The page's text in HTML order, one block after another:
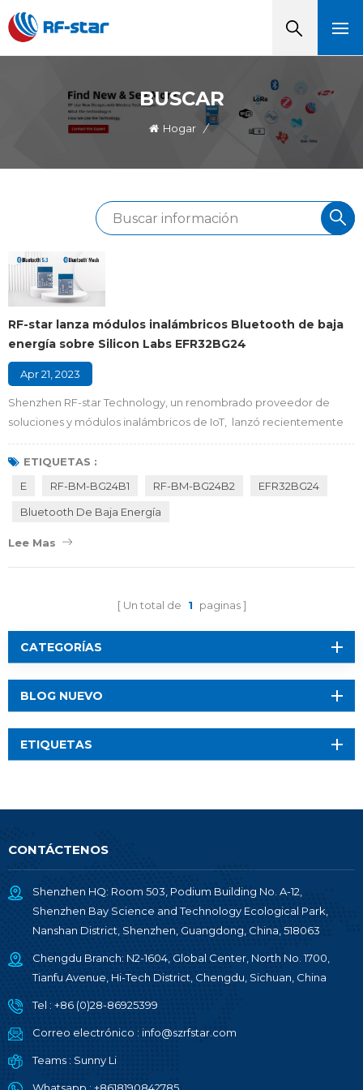
BUSCAR
Hogar /
RF-star lanza módulos inalámbricos Bluetooth de baja
energía sobre Silicon Labs EFR32BG24
Apr 21, 2023
Shenzhen RF-star Technology, un renombrado proveedor de
soluciones y módulos inalámbricos de IoT, lanzó recientemente
dos módulos BLE RF-BM-BG24B1 y RF-BM-BG24B2 integrados
en Silicon Labs EFR32MG24 SoC. Ambos compatibles con BLE5.3,
Bluetooth Mesh y Proprietary 2.4 GHz, los módulos son
dispositivos médicos, edifici...
ETIQUETAS :
E
RF-BM-BG24B1 RF-BM-BG24B2
EFR32BG24
Bluetooth De Baja Energía
Lee Mas
Un total de 1 paginas
CATEGORÍAS
BLOG NUEVO
ETIQUETAS
CONTÁCTENOS
Shenzhen HQ: Room 503, Podium Building No. A-12,
Shenzhen Bay Science and Technology Ecological Park,
Nanshan District, Shenzhen, Guangdong, China, 518063
Chengdu Branch: N2-1604, Global Center, North No. 1700,
Tianfu Avenue, Hi-Tech District, Chengdu, Sichuan, China
Tel : +86 (0)28-86925399
Correo electrónico : info@szrfstar.com
Teams : Sunny Li
Whatsapp : +8618190842785